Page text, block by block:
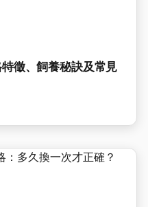
徵、飼養秘訣及常見